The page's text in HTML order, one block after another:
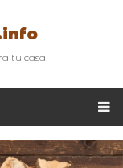
tu casa